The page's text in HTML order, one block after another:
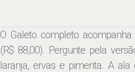
O Galeto completo
(R$ 88,00). Pergunte pela
laranja, ervas e pimenta. A